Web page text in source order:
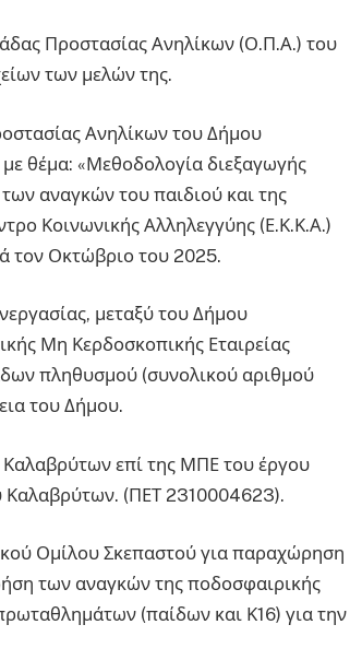
Προστασίας Ανηλίκων (Ο.Π.Α.) του
των μελών της.
Ανηλίκων του Δήμου
θέμα: «Μεθοδολογία διεξαγωγής
αναγκών του παιδιού και της
Κοινωνικής Αλληλεγγύης (Ε.Κ.Κ.Α.)
τον Οκτώβριο του 2025.
μεταξύ του Δήμου
Μη Κερδοσκοπικής Εταιρείας
πληθυσμού (συνολικού αριθμού
του Δήμου.
επί της ΜΠΕ του έργου
Καλαβρύτων. (ΠΕΤ 2310004623).
Ομίλου Σκεπαστού για παραχώρηση
των αναγκών της ποδοσφαιρικής
(παίδων και Κ16) για την